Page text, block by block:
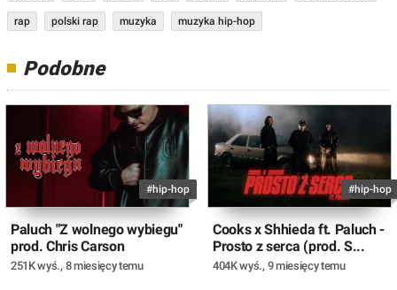
rap polski rap muzyka muzyka hip-hop
Podobne
#hip-hop
Paluch "Z wolnego wybiegu"
prod. Chris Carson
251K wyś., 8 miesięcy temu
#hip-hop
Cooks x Shhieda ft. Paluch -
Prosto z serca (prod. S...
404K wyś., 9 miesięcy temu